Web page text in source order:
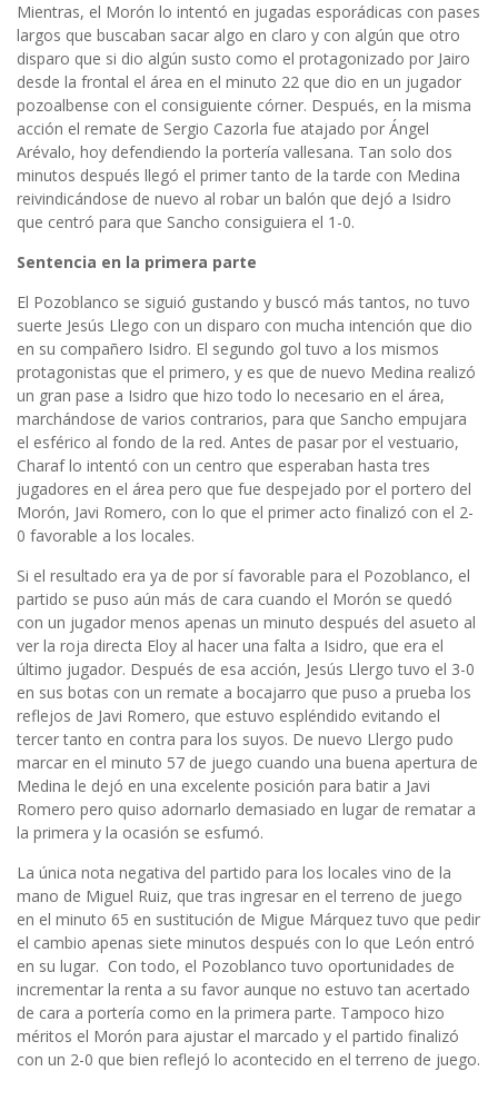
Mientras, el Morón lo intentó en jugadas esporádicas con pases
largos que buscaban sacar algo en claro y con algún que otro
disparo que si dio algún susto como el protagonizado por Jairo
desde la frontal el área en el minuto 22 que dio en un jugador
pozoalbense con el consiguiente córner. Después, en la misma
acción el remate de Sergio Cazorla fue atajado por Ángel
Arévalo, hoy defendiendo la portería vallesana. Tan solo dos
minutos después llegó el primer tanto de la tarde con Medina
reivindicándose de nuevo al robar un balón que dejó a Isidro
que centró para que Sancho consiguiera el 1-0.
Sentencia en la primera parte
El Pozoblanco se siguió gustando y buscó más tantos, no tuvo
suerte Jesús Llego con un disparo con mucha intención que dio
en su compañero Isidro. El segundo gol tuvo a los mismos
protagonistas que el primero, y es que de nuevo Medina realizó
un gran pase a Isidro que hizo todo lo necesario en el área,
marchándose de varios contrarios, para que Sancho empujara
el esférico al fondo de la red. Antes de pasar por el vestuario,
Charaf lo intentó con un centro que esperaban hasta tres
jugadores en el área pero que fue despejado por el portero del
Morón, Javi Romero, con lo que el primer acto finalizó con el 2-
0 favorable a los locales.
Si el resultado era ya de por sí favorable para el Pozoblanco, el
partido se puso aún más de cara cuando el Morón se quedó
con un jugador menos apenas un minuto después del asueto al
ver la roja directa Eloy al hacer una falta a Isidro, que era el
último jugador. Después de esa acción, Jesús Llergo tuvo el 3-0
en sus botas con un remate a bocajarro que puso a prueba los
reflejos de Javi Romero, que estuvo espléndido evitando el
tercer tanto en contra para los suyos. De nuevo Llergo pudo
marcar en el minuto 57 de juego cuando una buena apertura de
Medina le dejó en una excelente posición para batir a Javi
Romero pero quiso adornarlo demasiado en lugar de rematar a
la primera y la ocasión se esfumó.
La única nota negativa del partido para los locales vino de la
mano de Miguel Ruiz, que tras ingresar en el terreno de juego
en el minuto 65 en sustitución de Migue Márquez tuvo que pedir
el cambio apenas siete minutos después con lo que León entró
en su lugar. Con todo, el Pozoblanco tuvo oportunidades de
incrementar la renta a su favor aunque no estuvo tan acertado
de cara a portería como en la primera parte. Tampoco hizo
méritos el Morón para ajustar el marcado y el partido finalizó
con un 2-0 que bien reflejó lo acontecido en el terreno de juego.